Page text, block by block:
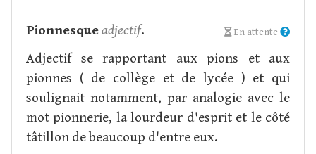
En attente
Pionnesqueadjectif.
Adjectif se rapportant aux pions et aux
pionnes ( de collège et de lycée ) et qui
soulignait notamment, par analogie avec le
mot pionnerie, la lourdeur d'esprit et le côté
tâtillon de beaucoup d'entre eux.